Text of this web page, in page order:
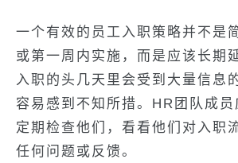
一个有效的员工入职策略并不是
或第一周内实施，而是应该长期
入职的头几天里会受到大量信息
容易感到不知所措。HR团队成员
定期检查他们，看看他们对入职
任何问题或反馈。